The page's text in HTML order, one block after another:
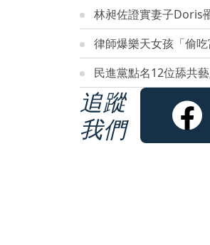
林昶佐證實妻子Doris
律師爆樂天女孩「偷
民進黨點名12位舔共
追蹤
我們